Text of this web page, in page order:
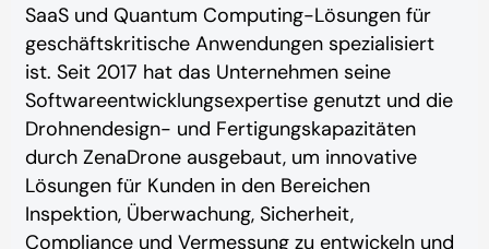
SaaS und Quantum Computing-Lösungen für
geschäftskritische Anwendungen spezialisiert
ist. Seit 2017 hat das Unternehmen seine
Softwareentwicklungsexpertise genutzt und die
Drohnendesign- und Fertigungskapazitäten
durch ZenaDrone ausgebaut, um innovative
Lösungen für Kunden in den Bereichen
Inspektion, Überwachung, Sicherheit,
Compliance und Vermessung zu entwickeln und